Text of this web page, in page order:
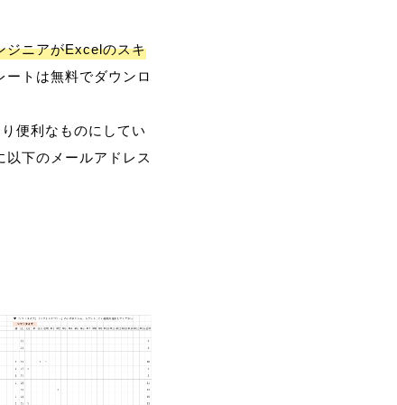
ジニアがExcelのスキ
ートは無料でダウンロ
便利なものにしてい
下のメールアドレス